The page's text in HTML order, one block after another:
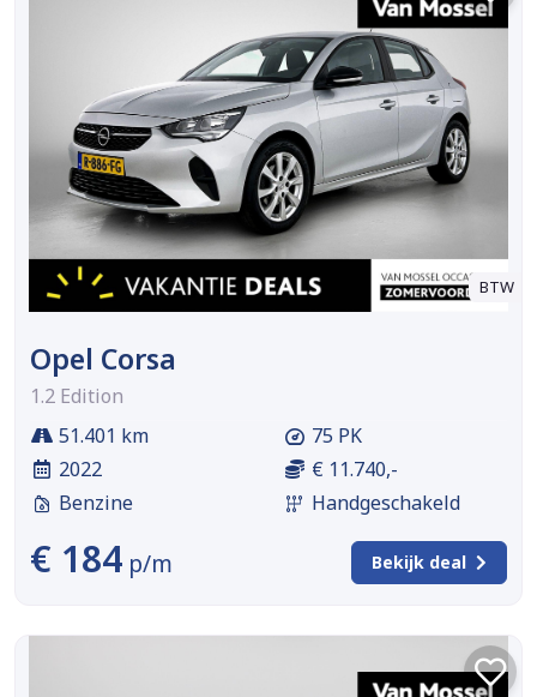
BTW
Opel Corsa
1.2 Edition
51.401 km
2022
Benzine
75 PK
€ 11.740,-
Handgeschakeld
€ 184 p/m Bekijk deal